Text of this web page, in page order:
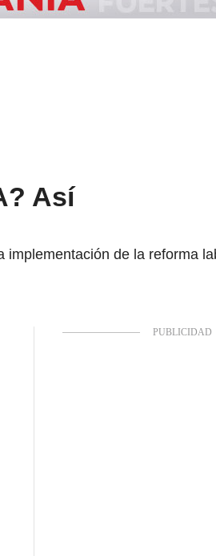
Así
de la reforma